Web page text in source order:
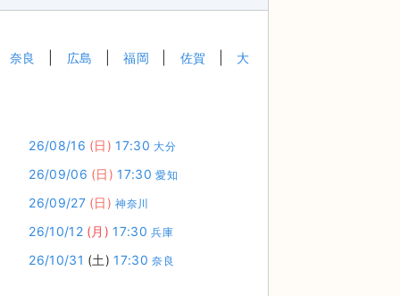
奈良 広島 福岡 佐賀
大
26/08/16 (日) 17:30 大分
26/09/06 (日) 17:30 愛知
26/09/27 (日) 神奈川
26/10/12 (月) 17:30 兵庫
26/10/31 (土) 17:30 奈良